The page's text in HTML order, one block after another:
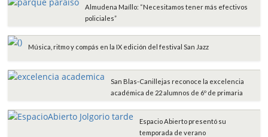
Almudena Maíllo: “Necesitamos tener más efectivos
policiales”
Música, ritmo y compás en la IX edición del festival San Jazz
San Blas-Canillejas reconoce la excelencia
académica de 22 alumnos de 6º de primaria
Espacio Abierto presentó su
temporada de verano